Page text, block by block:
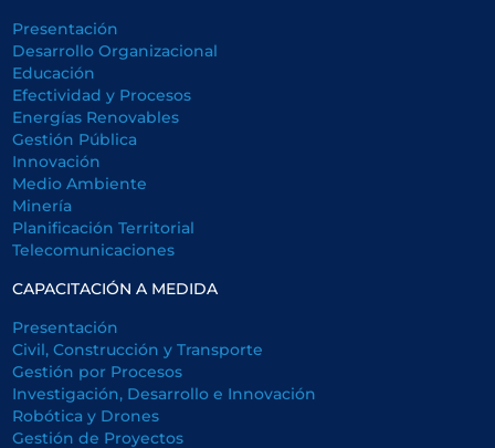
Presentación
Desarrollo Organizacional
Educación
Efectividad y Procesos
Energías Renovables
Gestión Pública
Innovación
Medio Ambiente
Minería
Planificación Territorial
Telecomunicaciones
CAPACITACIÓN A MEDIDA
Presentación
Civil, Construcción y Transporte
Gestión por Procesos
Investigación, Desarrollo e Innovación
Robótica y Drones
Gestión de Proyectos